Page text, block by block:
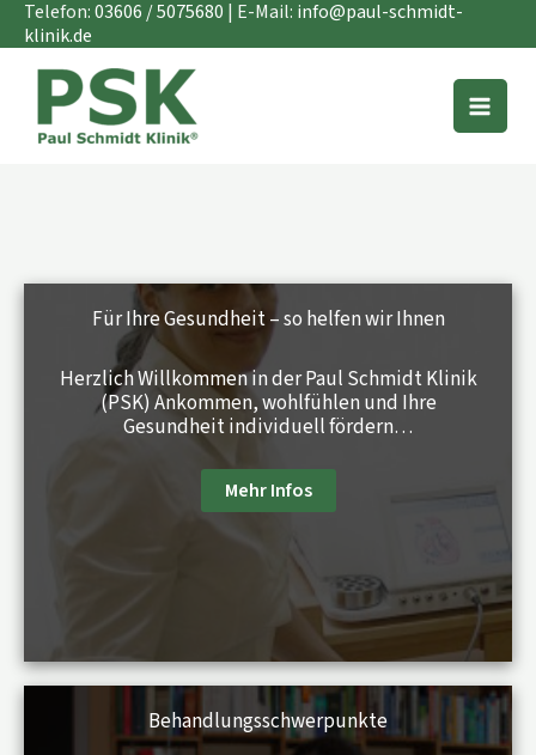
Zum
Inhalt
Telefon:03606 / 5075680 | E-Mail: info@paul-schmidt-
klinik.de
Für Ihre Gesundheit – so helfen wir Ihnen
Herzlich Willkommen in der Paul Schmidt Klinik
(PSK) Ankommen, wohlfühlen und Ihre
Gesundheit individuell fördern…
Mehr Infos
Behandlungs­schwerpunkte